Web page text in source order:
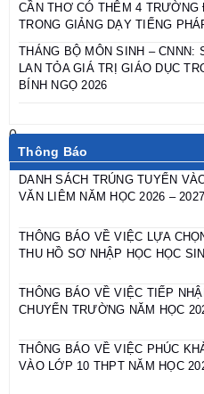
CẦN THƠ CÓ THÊM 4
TRONG GIẢNG DẠY TIẾNG
THÁNG BỘ MÔN SINH – CNNN:
LAN TỎA GIÁ TRỊ GIÁO DỤC
BÍNH NGỌ 2026
Thông Báo
DANH SÁCH TRÚNG TUYỂN
VĂN LIÊM NĂM HỌC 2026 – 2027
THÔNG BÁO VỀ VIỆC LỰA
THU HỒ SƠ NHẬP HỌC HỌC
THÔNG BÁO VỀ VIỆC TIẾP
CHUYỂN TRƯỜNG NĂM HỌC
THÔNG BÁO VỀ VIỆC PHÚC
VÀO LỚP 10 THPT NĂM HỌC